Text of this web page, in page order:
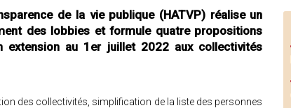
de la vie publique (HATVP) réalise un
des lobbies et formule quatre propositions
extension au 1er juillet 2022 aux collectivités
des collectivités, simplification de la liste des personnes